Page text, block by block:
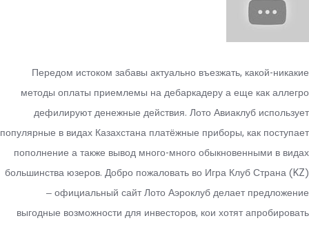
Передом истоком забавы актуально въезжать, какой-никакие
методы оплаты приемлемы на дебаркадеру а еще как аллегро
дефилируют денежные действия. Лото Авиаклуб использует
популярные в видах Казахстана платёжные приборы, как поступает
пополнение а также вывод много-много обыкновенными в видах
большинства юзеров. Добро пожаловать во Игра Клуб Страна (KZ)
– официальный сайт Лото Аэроклуб делает предложение
выгодные возможности для инвесторов, кои хотят апробировать